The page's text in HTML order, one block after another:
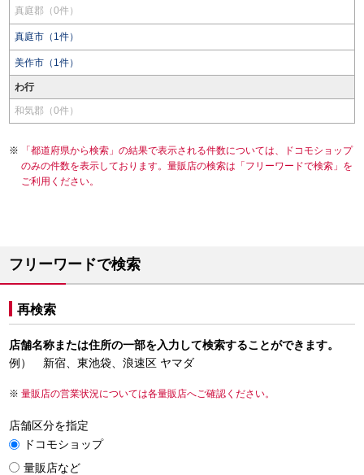
真庭郡（0件）
真庭市（1件）
美作市（1件）
わ行
和気郡（0件）
「都道府県から検索」の結果で表示される件数については、ドコモショップ
のみの件数を表示しております。量販店の検索は「フリーワードで検索」を
ご利用ください。
フリーワードで検索
再検索
店舗名称または住所の一部を入力して検索することができます。
例） 新宿、東池袋、浪速区 ヤマダ
量販店の営業状況については各量販店へご確認ください。
店舗区分を指定
ドコモショップ
量販店など